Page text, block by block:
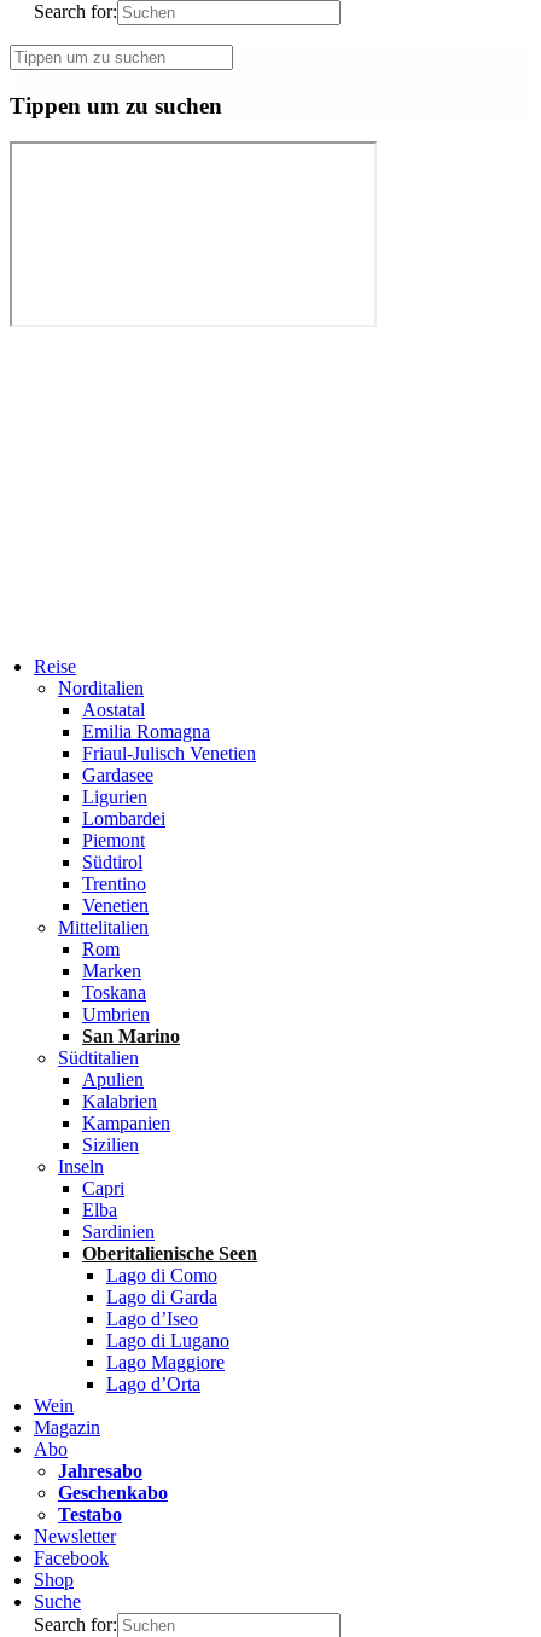
Search for:
Tippen um zu suchen
Reise
Norditalien
Aostatal
Emilia Romagna
Friaul-Julisch Venetien
Gardasee
Ligurien
Lombardei
Piemont
Südtirol
Trentino
Venetien
Mittelitalien
Rom
Marken
Toskana
Umbrien
San Marino
Südtitalien
Apulien
Kalabrien
Kampanien
Sizilien
Inseln
Capri
Elba
Sardinien
Oberitalienische Seen
Lago di Como
Lago di Garda
Lago d’Iseo
Lago di Lugano
Lago Maggiore
Lago d’Orta
Wein
Magazin
Abo
Jahresabo
Geschenkabo
Testabo
Newsletter
Facebook
Shop
Suche
Search for: